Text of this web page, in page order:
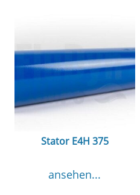
Stator E4H 375
ansehen...